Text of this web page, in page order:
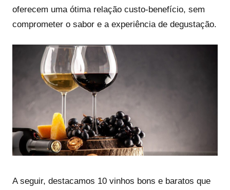
oferecem uma ótima relação custo-benefício, sem
comprometer o sabor e a experiência de degustação.
A seguir, destacamos 10 vinhos bons e baratos que